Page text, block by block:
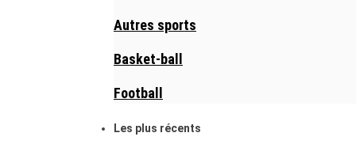
Autres sports
Basket-ball
Football
Les plus récents